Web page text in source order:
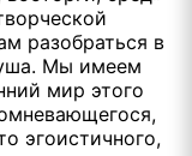
разобраться в
Мы имеем
мир этого
эгоистичного,